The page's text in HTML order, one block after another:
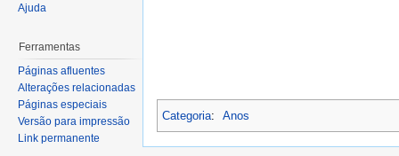
Categoria: Anos
Ajuda
Ferramentas
Páginas afluentes
Alterações relacionadas
Páginas especiais
Versão para impressão
Link permanente